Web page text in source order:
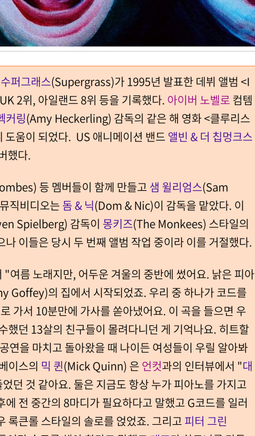
수퍼그래스(Supergrass)가 1995년 발표한 데뷔 앨범 <I
2위, 아일랜드 8위 등을 기록했다. 아이버 노벨로 컴템
커링(Amy Heckerling) 감독의 같은 해 영화 <클루리스
움이 되었다. US 애니메이션 밴드앨빈 & 더 칩멍크스
했다.
등 멤버들이 함께 만들고 샘 윌리엄스(Sam
직비디오는 돔 & 닉(Dom & Nic)이 감독을 맡았다. 이
Spielberg) 감독이 몽키즈(The Monkees) 스타일의
이들은 당시 두 번째 앨범 작업 중이라 이를 거절했다.
"여름 노래지만, 어두운 겨울의 중반에 썼어요. 낡은 피아
Goffey)의 집에서 시작되었죠. 우리 중 하나가 코드를
가서 10분만에 가사를 쏟아냈어요. 이 곡을 들으면 우
했던 13살의 친구들이 몰려다니던 게 기억나요. 히트할
연을 마치고 돌아왔을 때 나이든 여성들이 우릴 알아봐
이스의 믹 퀸(Mick Quinn) 은 언컷과의 인터뷰에서 "대
던 것 같아요. 둘은 지금도 항상 누가 피아노를 가지고
전 중간의 8마디가 필요하다고 말했고 G코드를 일러
록큰롤 스타일의 솔로를 얹었죠. 그리고 피터 그린